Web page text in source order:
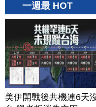
一週最 HOT
美伊開戰後共機連6天